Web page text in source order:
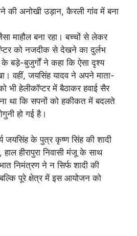
माहौल बना रहा। बच्चों से लेकर
को नजदीक से देखने का दुर्लभ
के बड़े-बुजुर्गों ने कहा कि ऐसा दृश्य
वहीं, जयसिंह यादव ने अपने माता-
भी हेलीकॉप्टर में बैठाकर हवाई सैर
था कि सपनों को हकीकत में बदलते
हो गई है।
जयसिंह के पुत्र कृष्ण सिंह की शादी
हीरापुरा निवासी मंजू के साथ
निमंत्रण ने न सिर्फ शादी की
बल्कि पूरे क्षेत्र में इस आयोजन को